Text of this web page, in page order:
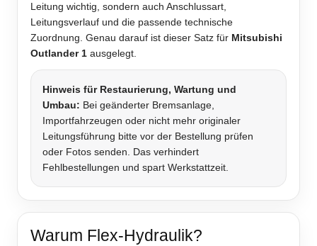
Leitung wichtig, sondern auch Anschlussart,
Leitungsverlauf und die passende technische
Zuordnung. Genau darauf ist dieser Satz für Mitsubishi
Outlander 1 ausgelegt.
Hinweis für Restaurierung, Wartung und
Umbau: Bei geänderter Bremsanlage,
Importfahrzeugen oder nicht mehr originaler
Leitungsführung bitte vor der Bestellung prüfen
oder Fotos senden. Das verhindert
Fehlbestellungen und spart Werkstattzeit.
Warum Flex-Hydraulik?